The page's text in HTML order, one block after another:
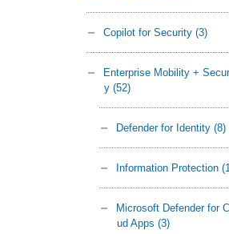
Copilot for Security (3)
Enterprise Mobility +
y (52)
Defender for Identity (8)
Information Protection
Microsoft Defender for
ud Apps (3)